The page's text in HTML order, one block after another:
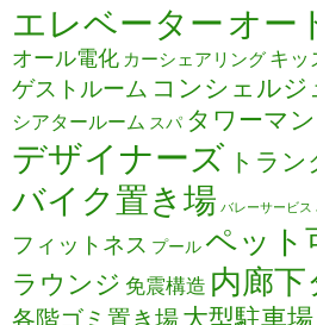
エレベーター オー
オール電化 カーシェアリング キッ
ゲストルーム コンシェルジ
シアタールーム スパ タワーマ
デザイナーズ トラン
バイク置き場 バレーサービス
フィットネス プールペット
ラウンジ 免震構造 内廊下
各階ゴミ置き場大型駐車場